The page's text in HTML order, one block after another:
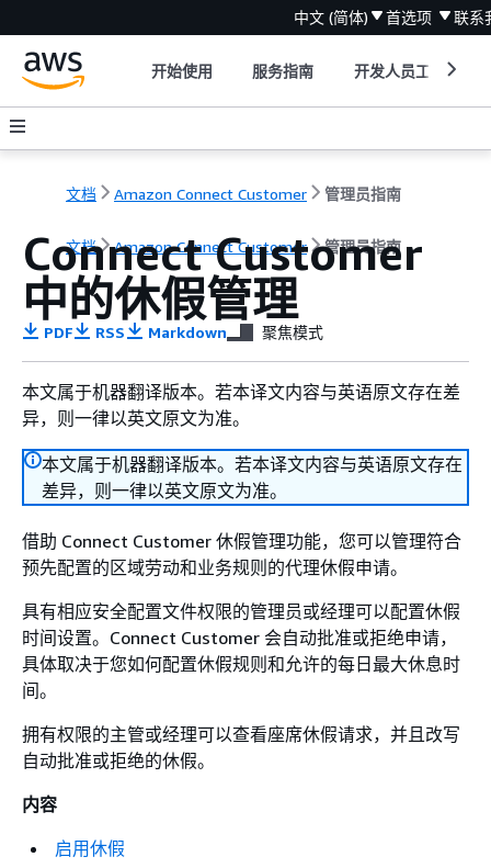
中文 (简体) 首选项 联系
开始使用 服务指南 开发人员工具
文档 Amazon Connect Customer 管理员指南
文档 Amazon Connect Customer 管理员指南
Connect Customer
中的休假管理
PDF RSS Markdown 聚焦模式
本文属于机器翻译版本。若本译文内容与英语原文存在差
异，则一律以英文原文为准。
本文属于机器翻译版本。若本译文内容与英语原文存在
差异，则一律以英文原文为准。
借助 Connect Customer 休假管理功能，您可以管理符合
预先配置的区域劳动和业务规则的代理休假申请。
具有相应安全配置文件权限的管理员或经理可以配置休假
时间设置。Connect Customer 会自动批准或拒绝申请，
具体取决于您如何配置休假规则和允许的每日最大休息时
间。
拥有权限的主管或经理可以查看座席休假请求，并且改写
自动批准或拒绝的休假。
内容
启用休假